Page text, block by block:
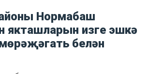
Нормабаш
якташларын изге эшкә
белән